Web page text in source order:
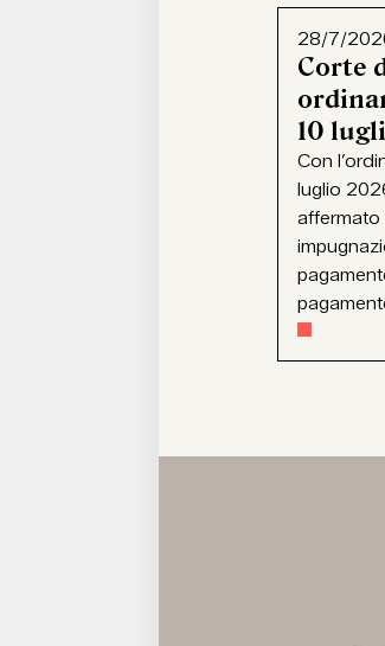
28/7/
Corte
10
Con
luglio
affermato